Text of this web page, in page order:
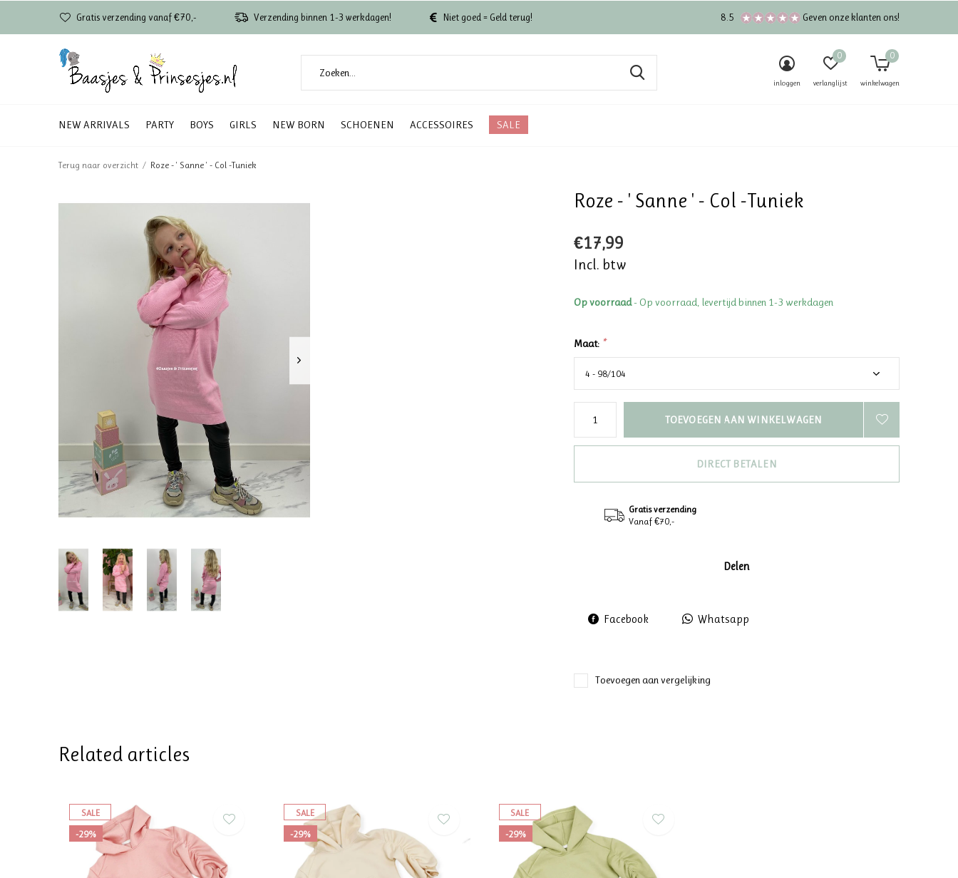
NEW ARRIVALS PARTY BOYS GIRLS NEW BORN SCHOENEN ACCESSOIRES SALE
inloggen verlanglijst
0
winkelwagen
0
Gratis verzending vanaf €70,- Verzending binnen 1-3 werkdagen! Niet goed = Geld terug! 8.5 Geven onze klanten ons!
Terug naar overzicht Roze - ' Sanne ' - Col -Tuniek
Roze - ' Sanne ' - Col -Tuniek
€17,99
Incl. btw
Op voorraad- Op voorraad, levertijd binnen 1-3 werkdagen
Maat: *
TOEVOEGEN AAN WINKELWAGEN
DIRECT BETALEN
Gratis verzending
Vanaf €70,-
Delen
Facebook Whatsapp
Toevoegen aan vergelijking
Related articles
SALE
-29%
SALE
-29%
SALE
-29%